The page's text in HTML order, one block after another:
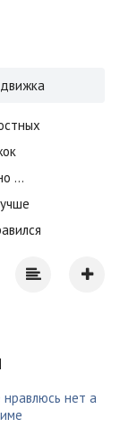
...
нравлюсь нет а